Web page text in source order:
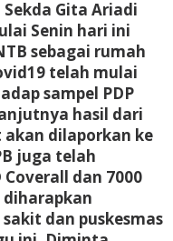
Gita Ariadi
Senin hari ini
sebagai rumah
telah mulai
sampel PDP
hasil dari
akan dilaporkan ke
juga telah
dan 7000
diharapkan
dan puskesmas